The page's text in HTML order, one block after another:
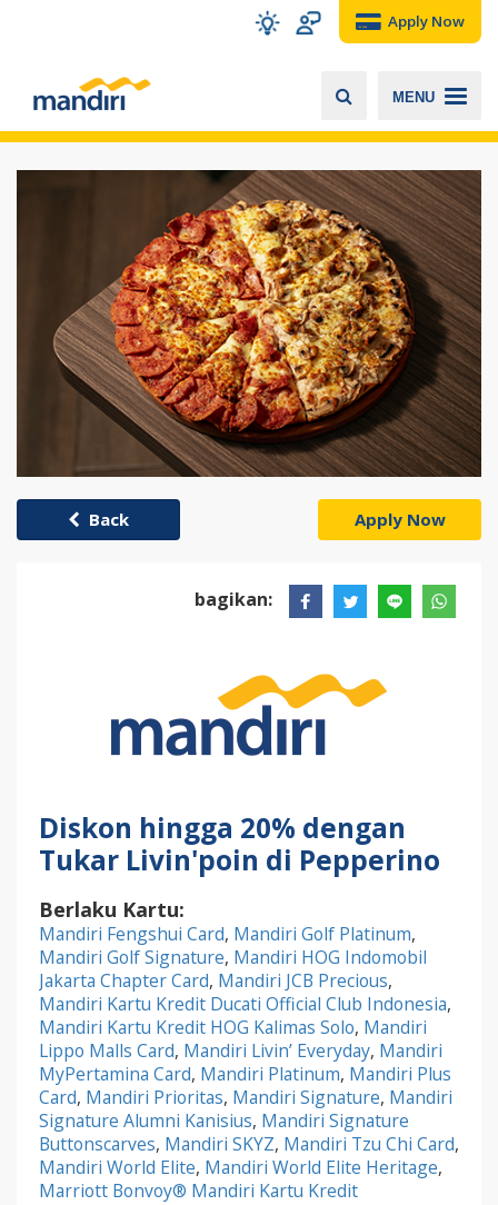
Apply Now
MENU
Back Apply Now
bagikan:
Diskon hingga 20% dengan
Tukar Livin'poin di Pepperino
Berlaku Kartu:
Mandiri Fengshui Card, Mandiri Golf Platinum,
Mandiri Golf Signature, Mandiri HOG Indomobil
Jakarta Chapter Card, Mandiri JCB Precious,
Mandiri Kartu Kredit Ducati Official Club Indonesia,
Mandiri Kartu Kredit HOG Kalimas Solo, Mandiri
Lippo Malls Card, Mandiri Livin’ Everyday, Mandiri
MyPertamina Card, Mandiri Platinum, Mandiri Plus
Card, Mandiri Prioritas, Mandiri Signature, Mandiri
Signature Alumni Kanisius, Mandiri Signature
Buttonscarves, Mandiri SKYZ, Mandiri Tzu Chi Card,
Mandiri World Elite, Mandiri World Elite Heritage,
Marriott Bonvoy® Mandiri Kartu Kredit